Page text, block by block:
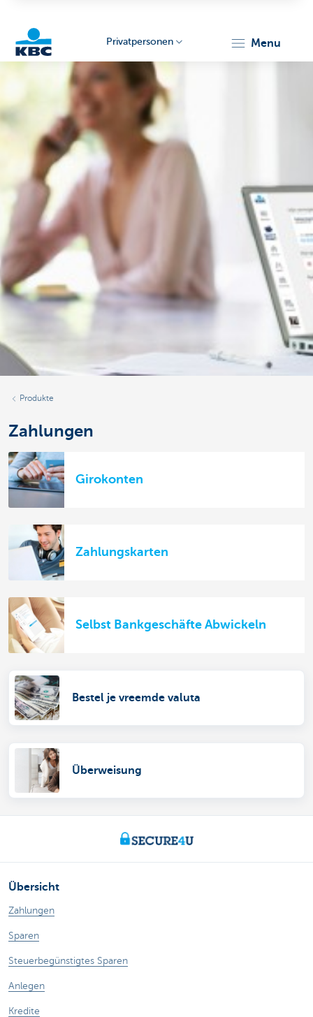
Particulieren
Privatpersonen menu
Produkte
Zahlungen
Girokonten
Zahlungskarten
Selbst Bankgeschäfte Abwickeln
Bestel je vreemde valuta
Überweisung
Übersicht
Zahlungen
Sparen
Steuerbegünstigtes Sparen
Anlegen
Kredite